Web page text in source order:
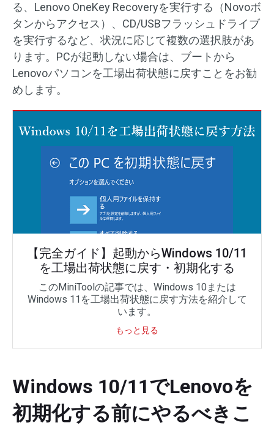
る、Lenovo OneKey Recoveryを実行する（Novoボ
タンからアクセス）、CD/USBフラッシュドライブ
を実行するなど、状況に応じて複数の選択肢があ
ります。PCが起動しない場合は、ブートから
Lenovoパソコンを工場出荷状態に戻すことをお勧
めします。
【完全ガイド】起動からWindows 10/11
を工場出荷状態に戻す・初期化する
このMiniToolの記事では、Windows 10または
Windows 11を工場出荷状態に戻す方法を紹介して
います。
もっと見る
Windows 10/11でLenovoを
初期化する前にやるべきこ